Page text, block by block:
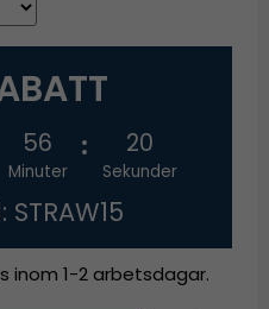
56
Minuter
19
Sekunder
inom 1-2 arbetsdagar.